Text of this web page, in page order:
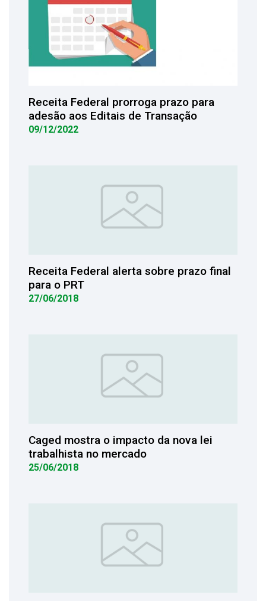
Receita Federal prorroga prazo para
adesão aos Editais de Transação
09/12/2022
Receita Federal alerta sobre prazo final
para o PRT
27/06/2018
Caged mostra o impacto da nova lei
trabalhista no mercado
25/06/2018